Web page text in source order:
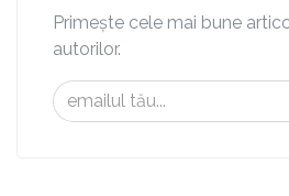
Primește cele mai bune
autorilor.